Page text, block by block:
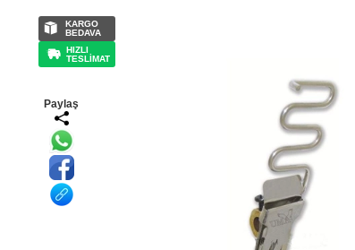
KARGO
BEDAVA
HIZLI
TESLİMAT
Paylaş